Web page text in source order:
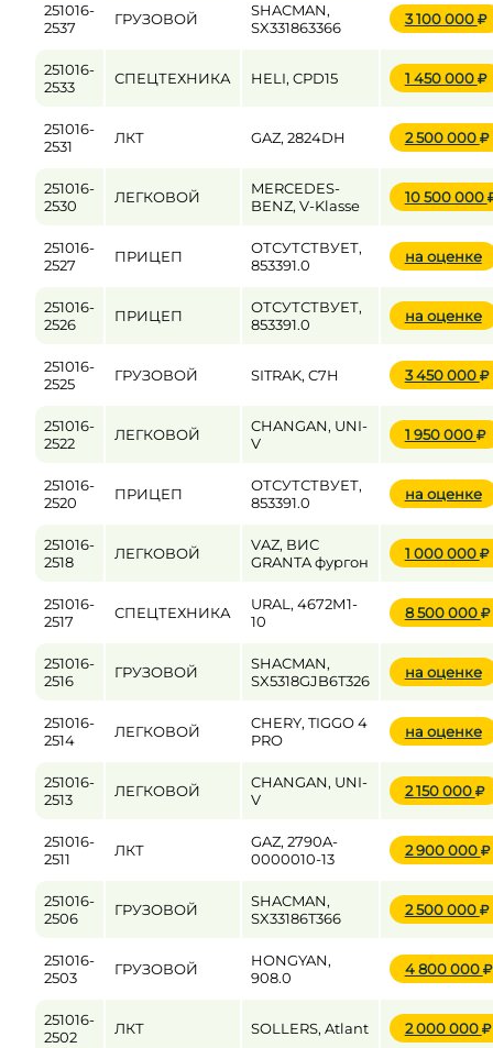
Цена
251016-
2537
ГРУЗОВОЙ
SHACMAN,
SX331863366
3 100 000
251016-
2533
СПЕЦТЕХНИКА HELI, CPD15 1 450 000
251016-
2531
ЛКТ GAZ, 2824DH 2 500 000
251016-
2530
ЛЕГКОВОЙ
MERCEDES-
BENZ, V-Klasse
10 500 000
251016-
2527
ПРИЦЕП
ОТСУТСТВУЕТ,
853391.0
на оценке
251016-
2526
ПРИЦЕП
ОТСУТСТВУЕТ,
853391.0
на оценке
251016-
2525
ГРУЗОВОЙ SITRAK, C7H 3 450 000
251016-
2522
ЛЕГКОВОЙ
CHANGAN, UNI-
V
1 950 000
251016-
2520
ПРИЦЕП
ОТСУТСТВУЕТ,
853391.0
на оценке
251016-
2518
ЛЕГКОВОЙ
VAZ, ВИС
GRANTA фургон
1 000 000
251016-
2517
СПЕЦТЕХНИКА
URAL, 4672М1-
10
8 500 000
251016-
2516
ГРУЗОВОЙ
SHACMAN,
SX5318GJB6T326
на оценке
251016-
2514
ЛЕГКОВОЙ
CHERY, TIGGO 4
PRO
на оценке
251016-
2513
ЛЕГКОВОЙ
CHANGAN, UNI-
V
2 150 000
251016-
2511
ЛКТ
GAZ, 2790A-
0000010-13
2 900 000
251016-
2506
ГРУЗОВОЙ
SHACMAN,
SX33186T366
2 500 000
251016-
2503
ГРУЗОВОЙ
HONGYAN,
908.0
4 800 000
251016-
2502
ЛКТ SOLLERS, Atlant 2 000 000